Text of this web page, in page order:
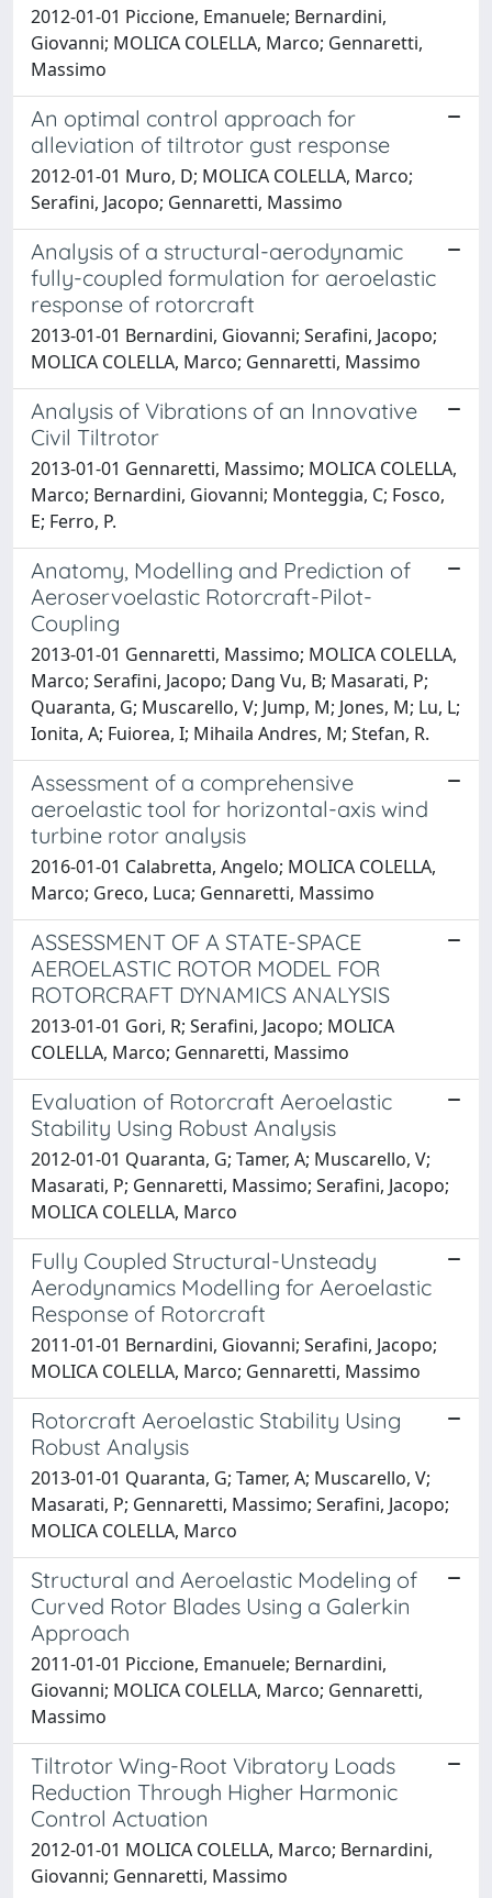
2012-01-01 Piccione, Emanuele; Bernardini,
Giovanni; MOLICA COLELLA, Marco; Gennaretti,
Massimo
An optimal control approach for
alleviation of tiltrotor gust response
2012-01-01 Muro, D; MOLICA COLELLA, Marco;
Serafini, Jacopo; Gennaretti, Massimo
Analysis of a structural-aerodynamic
fully-coupled formulation for aeroelastic
response of rotorcraft
2013-01-01 Bernardini, Giovanni; Serafini, Jacopo;
MOLICA COLELLA, Marco; Gennaretti, Massimo
Analysis of Vibrations of an Innovative
Civil Tiltrotor
2013-01-01 Gennaretti, Massimo; MOLICA COLELLA,
Marco; Bernardini, Giovanni; Monteggia, C; Fosco,
E; Ferro, P.
Anatomy, Modelling and Prediction of
Aeroservoelastic Rotorcraft-Pilot-
Coupling
2013-01-01 Gennaretti, Massimo; MOLICA COLELLA,
Marco; Serafini, Jacopo; Dang Vu, B; Masarati, P;
Quaranta, G; Muscarello, V; Jump, M; Jones, M; Lu, L;
Ionita, A; Fuiorea, I; Mihaila Andres, M; Stefan, R.
Assessment of a comprehensive
aeroelastic tool for horizontal-axis wind
turbine rotor analysis
2016-01-01 Calabretta, Angelo; MOLICA COLELLA,
Marco; Greco, Luca; Gennaretti, Massimo
ASSESSMENT OF A STATE-SPACE
AEROELASTIC ROTOR MODEL FOR
ROTORCRAFT DYNAMICS ANALYSIS
2013-01-01 Gori, R; Serafini, Jacopo; MOLICA
COLELLA, Marco; Gennaretti, Massimo
Evaluation of Rotorcraft Aeroelastic
Stability Using Robust Analysis
2012-01-01 Quaranta, G; Tamer, A; Muscarello, V;
Masarati, P; Gennaretti, Massimo; Serafini, Jacopo;
MOLICA COLELLA, Marco
Fully Coupled Structural-Unsteady
Aerodynamics Modelling for Aeroelastic
Response of Rotorcraft
2011-01-01 Bernardini, Giovanni; Serafini, Jacopo;
MOLICA COLELLA, Marco; Gennaretti, Massimo
Rotorcraft Aeroelastic Stability Using
Robust Analysis
2013-01-01 Quaranta, G; Tamer, A; Muscarello, V;
Masarati, P; Gennaretti, Massimo; Serafini, Jacopo;
MOLICA COLELLA, Marco
Structural and Aeroelastic Modeling of
Curved Rotor Blades Using a Galerkin
Approach
2011-01-01 Piccione, Emanuele; Bernardini,
Giovanni; MOLICA COLELLA, Marco; Gennaretti,
Massimo
Tiltrotor Wing-Root Vibratory Loads
Reduction Through Higher Harmonic
Control Actuation
2012-01-01 MOLICA COLELLA, Marco; Bernardini,
Giovanni; Gennaretti, Massimo